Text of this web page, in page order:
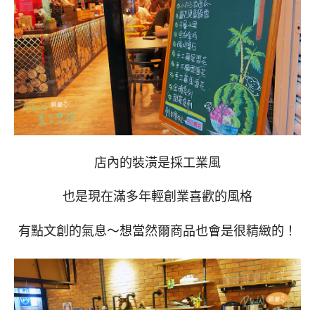
店內的裝潢是採工業風
也是現在滿多年輕創業喜歡的風格
有點文創的氣息～想當然爾商品也會是很精緻的！